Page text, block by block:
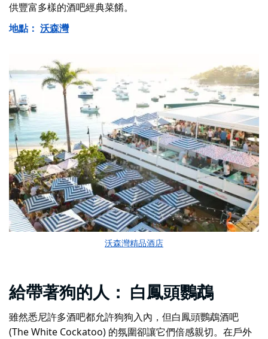
供豐富多樣的酒吧經典菜餚。
地點： 沃森灣
沃森灣精品酒店
給帶著狗的人： 白鳳頭鸚鵡
雖然悉尼許多酒吧都允許狗狗入內，但白鳳頭鸚鵡酒吧
(The White Cockatoo) 的氛圍卻讓它們倍感親切。在戶外